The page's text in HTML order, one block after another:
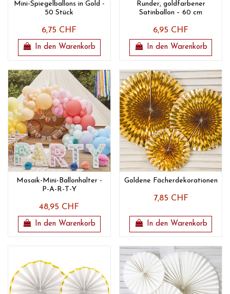
Mini-Spiegelballons in Gold -
50 Stück
6,75 CHF
In den Warenkorb
Runder, goldfarbener
Satinballon – 60 cm
6,95 CHF
In den Warenkorb
Mosaik-Mini-Ballonhalter -
P-A-R-T-Y
48,95 CHF
In den Warenkorb
Goldene Fächerdekorationen
7,85 CHF
In den Warenkorb